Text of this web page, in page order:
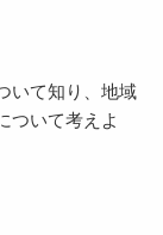
いて知り、地域
ついて考えよ